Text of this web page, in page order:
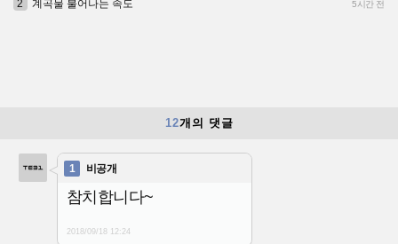
2 계곡물 불어나는 속도 5시간 전
12개의 댓글
1 비공개
참치합니다~
2018/09/18 12:24